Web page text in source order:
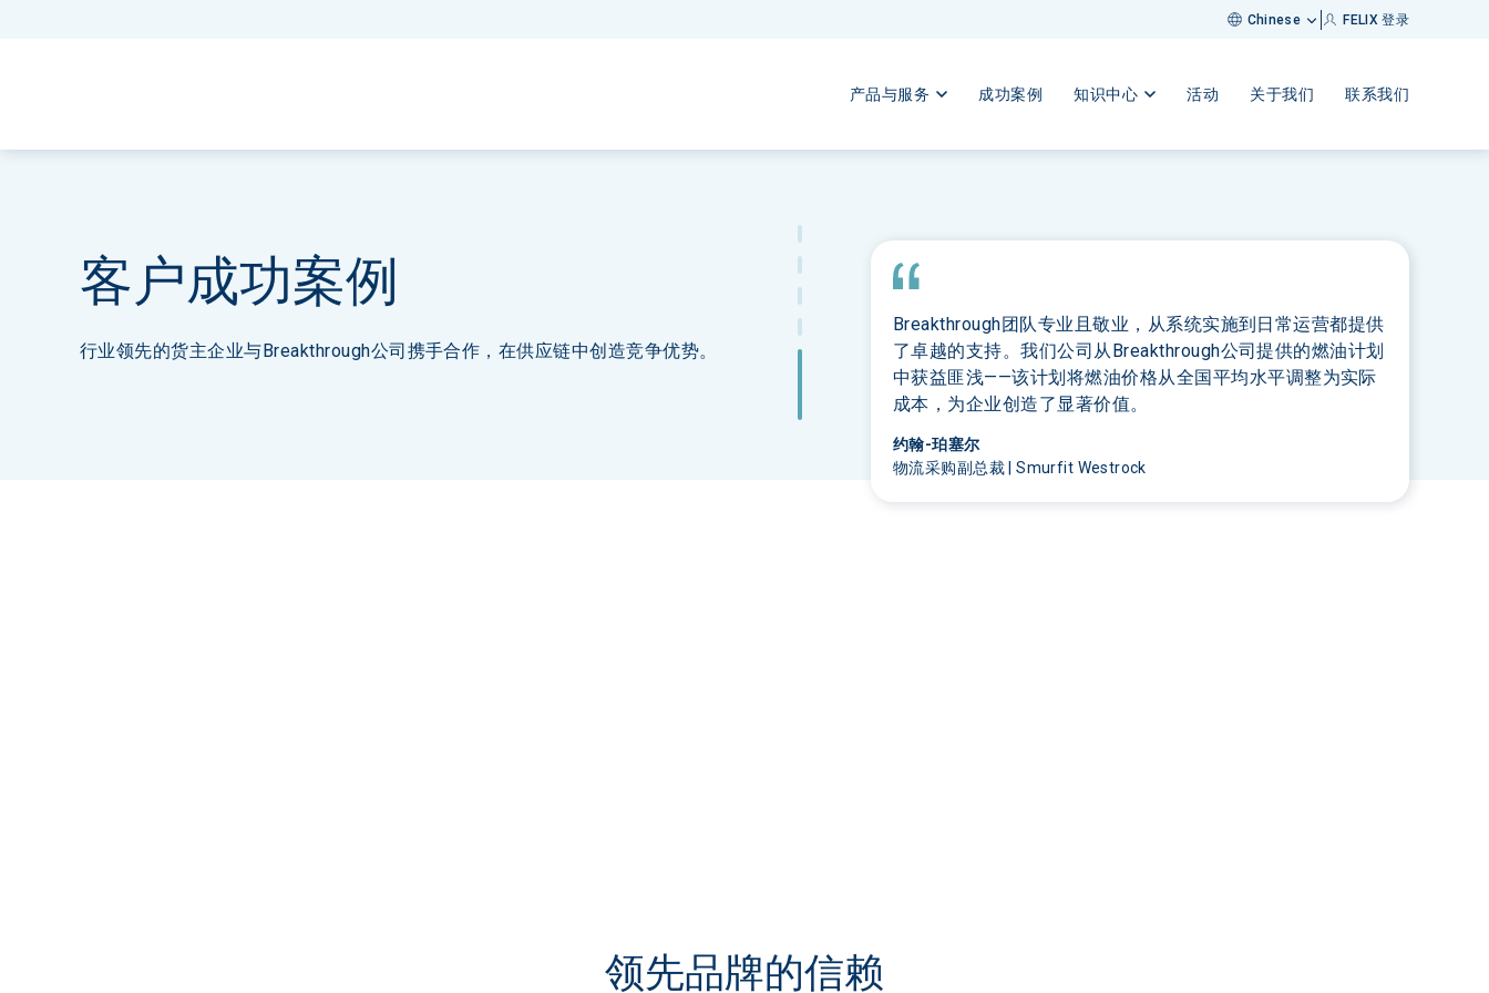
Chinese FELIX 登录
产品与服务 成功案例 知识中心 活动 关于我们 联系我们
客户成功案例
行业领先的货主企业与Breakthrough公司携手合作，在供应链中创造竞争优势。
Breakthrough团队专业且敬业，从系统实施到日常运营都提供
了卓越的支持。我们公司从Breakthrough公司提供的燃油计划
中获益匪浅——该计划将燃油价格从全国平均水平调整为实际
成本，为企业创造了显著价值。
约翰-珀塞尔
物流采购副总裁 | Smurfit Westrock
领先品牌的信赖